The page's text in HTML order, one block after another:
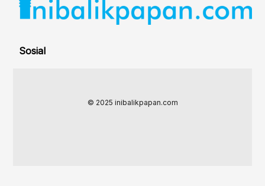
Sosial
© 2025 inibalikpapan.com